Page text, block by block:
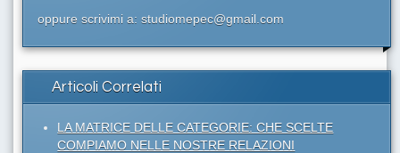
oppure scrivimi a: studiomepec@gmail.com
Articoli Correlati
LA MATRICE DELLE CATEGORIE: CHE SCELTE
COMPIAMO NELLE NOSTRE RELAZIONI